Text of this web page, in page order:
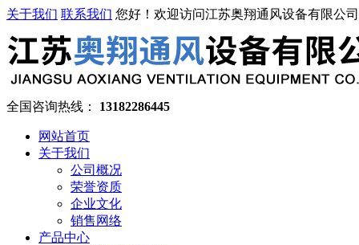
关于我们 联系我们 您好！欢迎访问江苏奥翔通风设备有限公
全国咨询热线： 13182286445
网站首页
关于我们
公司概况
荣誉资质
企业文化
销售网络
产品中心